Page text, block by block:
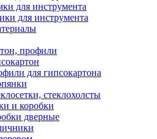
для инструмента
для инструмента
профили
для гипсокартона
стеклохолсты
и коробки
дверные